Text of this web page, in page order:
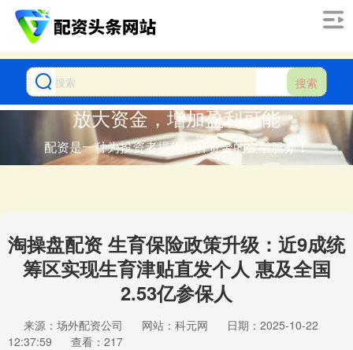
搜索
放大资金，增加盈利可能
配资是一种为投资者提供杠杆资金的金融服务！
淘操盘配资 生育保险政策升级：近9成统
筹区实现生育津贴直发个人 惠及全国
2.53亿参保人
来源：场外配资公司 网站：科元网
日期：2025-10-22
12:37:59
查看：217